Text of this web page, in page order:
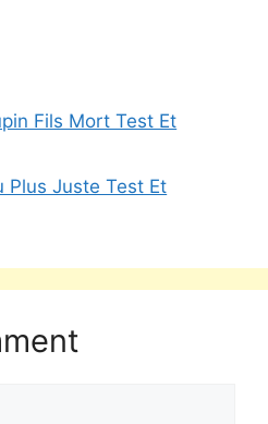
Fils Mort Test Et
Plus Juste Test Et